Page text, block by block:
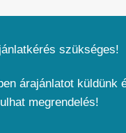
szükséges!
árajánlatot küldünk
megrendelés!